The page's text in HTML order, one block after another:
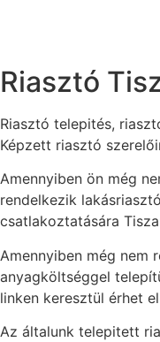
Riasztó
Riasztó telepités,
Képzett riasztó
Amennyiben ön még
rendelkezik
csatlakoztatására
Amennyiben még nem
anyagköltséggel
linken keresztül érhet
Az általunk telepitett